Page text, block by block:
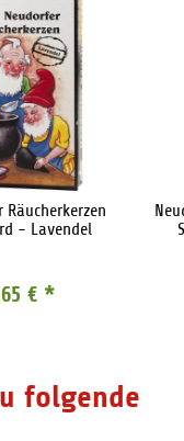
Räucherkerzen
- Lavendel
€ *
folgende